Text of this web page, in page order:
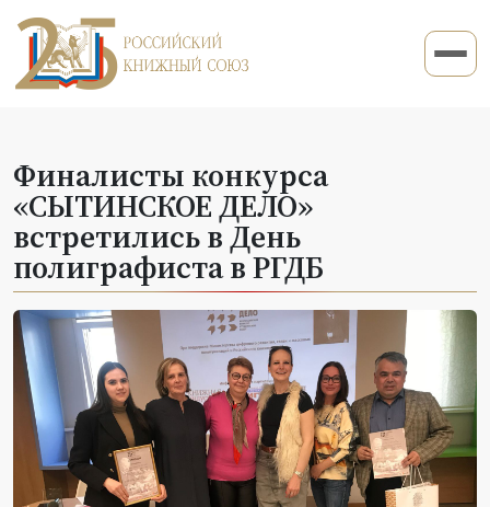
Финалисты конкурса
«СЫТИНСКОЕ ДЕЛО»
встретились в День
полиграфиста в РГДБ